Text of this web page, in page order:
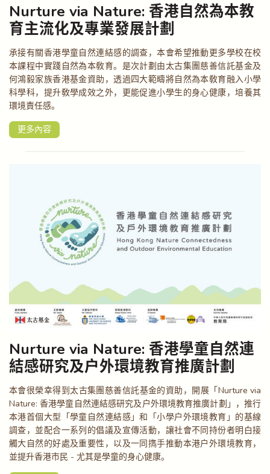
Nurture via Nature: 香港自然為本教
育主流化及專業發展計劃
承接有關香港學童自然連結感的調查，本會希望推動更多學校在校
本課程中實踐自然為本敎育。是次計劃由太古集團慈善信託基金及
何鴻毅家族香港基金資助，透過四大範疇將自然為本敎育融入小學
科學科，提升敎學成效之外，更能促進小學生的身心健康，培養其
環境責任感。
更多內容
Nurture via Nature: 香港學童自然連
結感研究及戶外環境教育推廣計劃
本會很榮幸得到太古集團慈善信託基金的資助，開展「Nurture via
Nature: 香港學童自然連結感研究及戶外環境教育推廣計劃」，推行
本港首個大型「學童自然連結感」和「小學戶外環境教育」的基線
調查，並配合一系列的倡議及宣傳活動，讓社會不同持份者明白接
觸大自然的好處及重要性，以及一同擕手推動本港戶外環境教育，
並提升香港市民 - 尤其是學童的身心健康。